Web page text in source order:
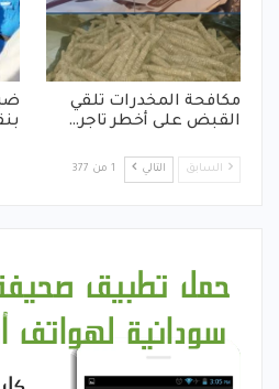
مكافحة المخدرات تلقي
القبض على أخطر تاجر…
السابق التالي 1 من 377